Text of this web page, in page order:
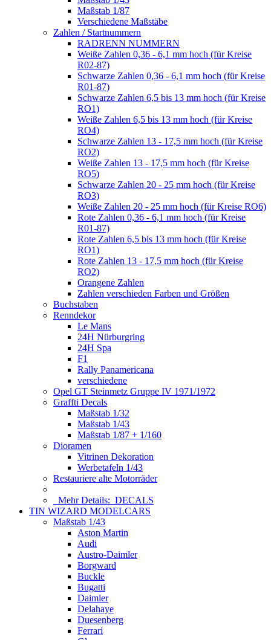
Maßstab 1/87
Verschiedene Maßstäbe
Zahlen / Startnummern
RADRENN NUMMERN
Weiße Zahlen 0,36 - 6,1 mm hoch (für Kreise
R02-87)
Schwarze Zahlen 0,36 - 6,1 mm hoch (für Kreise
R01-87)
Schwarze Zahlen 6,5 bis 13 mm hoch (für Kreise
RO1)
Weiße Zahlen 6,5 bis 13 mm hoch (für Kreise
RO4)
Schwarze Zahlen 13 - 17,5 mm hoch (für Kreise
RO2)
Weiße Zahlen 13 - 17,5 mm hoch (für Kreise
RO5)
Schwarze Zahlen 20 - 25 mm hoch (für Kreise
RO3)
Weiße Zahlen 20 - 25 mm hoch (für Kreise RO6)
Rote Zahlen 0,36 - 6,1 mm hoch (für Kreise
R01-87)
Rote Zahlen 6,5 bis 13 mm hoch (für Kreise
RO1)
Rote Zahlen 13 - 17,5 mm hoch (für Kreise
RO2)
Orangene Zahlen
Zahlen verschieden Farben und Größen
Buchstaben
Renndekor
Le Mans
24H Nürburgring
24H Spa
F1
Rally Panamericana
verschiedene
Opel GT Steinmetz Gruppe IV 1971/1972
Graffti Decals
Maßstab 1/32
Maßstab 1/43
Maßstab 1/87 + 1/160
Dioramen
Vitrinen Dekoration
Werbetafeln 1/43
Restauriere alte Motorräder
Mehr Details: DECALS
TIN WIZARD MODELCARS
Maßstab 1/43
Aston Martin
Audi
Austro-Daimler
Borgward
Buckle
Bugatti
Daimler
Delahaye
Duesenberg
Ferrari